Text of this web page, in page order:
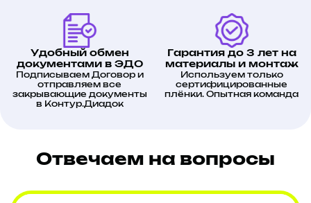
Удобный обмен
документами в ЭДО
Подписываем Договор и
отправляем все
закрывающие документы
в Контур.Диадок
Гарантия до 3 лет на
материалы и монтаж
Используем только
сертифицированные
плёнки. Опытная команда
Отвечаем на вопросы